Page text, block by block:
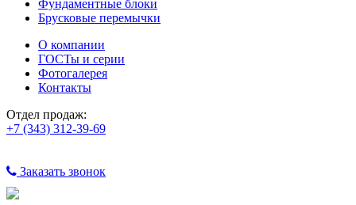
Фундаментные блоки
Брусковые перемычки
О компании
ГОСТы и серии
Фотогалерея
Контакты
Отдел продаж:
+7 (343) 312-39-69
Заказать звонок